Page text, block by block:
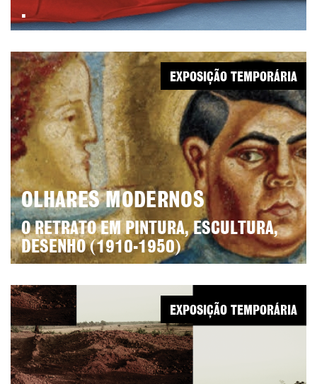
.
OLHARES MODERNOS
O RETRATO EM PINTURA, ESCULTURA,
DESENHO (1910-1950)
EXPOSIÇÃO TEMPORÁRIA
EXPOSIÇÃO TEMPORÁRIA